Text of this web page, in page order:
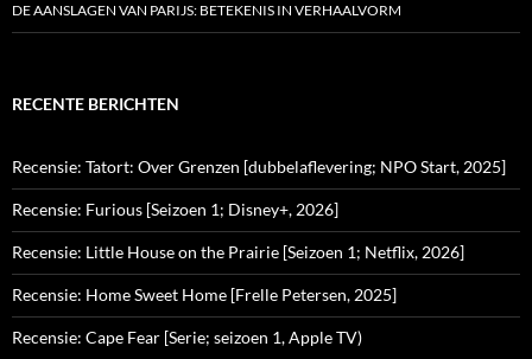
DE AANSLAGEN VAN PARIJS: BETEKENIS IN VERHAALVORM
RECENTE BERICHTEN
Recensie: Tatort: Over Grenzen [dubbelaflevering; NPO Start, 2025]
Recensie: Furious [Seizoen 1; Disney+, 2026]
Recensie: Little House on the Prairie [Seizoen 1; Netflix, 2026]
Recensie: Home Sweet Home [Frelle Petersen, 2025]
Recensie: Cape Fear [Serie; seizoen 1, Apple TV)